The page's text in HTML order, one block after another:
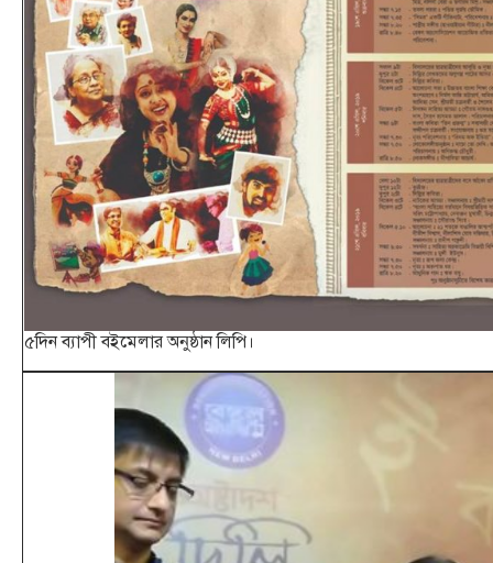
৫দিন ব্যাপী বইমেলার অনুষ্ঠান লিপি।